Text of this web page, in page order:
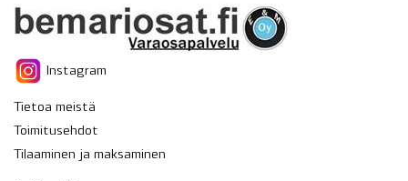
Instagram
Tietoa meistä
Toimitusehdot
Tilaaminen ja maksaminen